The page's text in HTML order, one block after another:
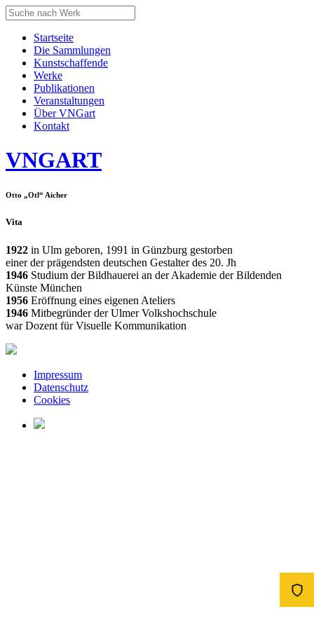
Startseite
Die Sammlungen
Kunstschaffende
Werke
Publikationen
Veranstaltungen
Über VNGart
Kontakt
VNGART
Otto „Otl“ Aicher
Vita
1922 in Ulm geboren, 1991 in Günzburg gestorben
einer der prägendsten deutschen Gestalter des 20. Jh
1946 Studium der Bildhauerei an der Akademie der Bildenden
Künste München
1956 Eröffnung eines eigenen Ateliers
1946 Mitbegründer der Ulmer Volkshochschule
war Dozent für Visuelle Kommunikation
Impressum
Datenschutz
Cookies